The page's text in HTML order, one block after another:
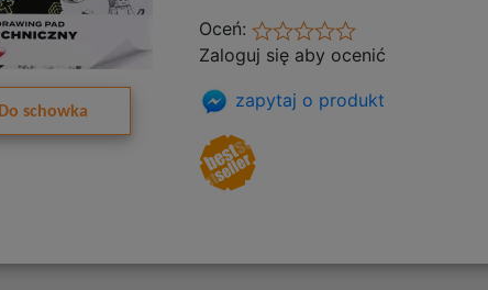
Do schowka
Oceń:
Zaloguj się aby ocenić
zapytaj o produkt